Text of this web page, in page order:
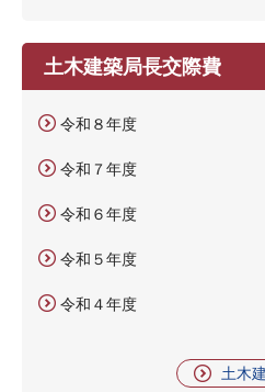
土木建築局長交際費
令和８年度
令和７年度
令和６年度
令和５年度
令和４年度
土木